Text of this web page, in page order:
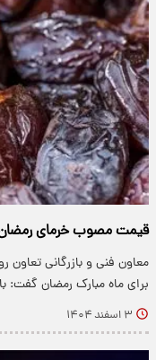
قیمت مصوب خرمای
معاون فنی و بازرگانی تعاون
برای ماه مبارک رمضان گفت:
۳ اسفند ۱۴۰۴